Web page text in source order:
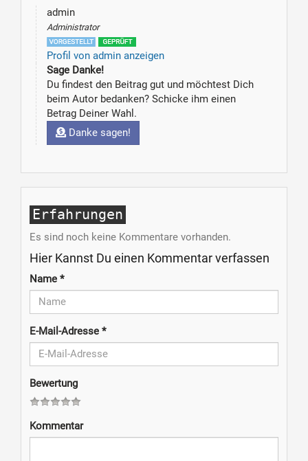
admin
Administrator
Profil von admin anzeigen
Sage Danke!
Du findest den Beitrag gut und möchtest Dich
beim Autor bedanken? Schicke ihm einen
Betrag Deiner Wahl.
Danke sagen!
Erfahrungen
Es sind noch keine Kommentare vorhanden.
Hier Kannst Du einen Kommentar verfassen
Name *
E-Mail-Adresse *
Bewertung
Kommentar